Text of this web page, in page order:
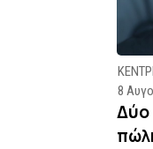
8
Δύο